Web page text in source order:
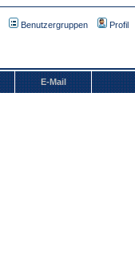
Benutzergruppen Profil
E-Mail